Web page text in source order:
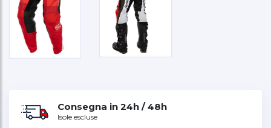
Consegna in 24h / 48h
Isole escluse